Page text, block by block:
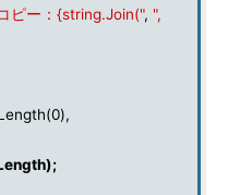
ピー：{string.Join(", ",
);